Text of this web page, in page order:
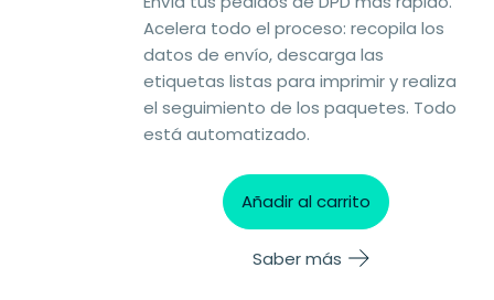
Acelera todo el proceso: recopila los
datos de envío, descarga las
etiquetas listas para imprimir y realiza
el seguimiento de los paquetes. Todo
está automatizado.
Añadir al carrito
Saber más